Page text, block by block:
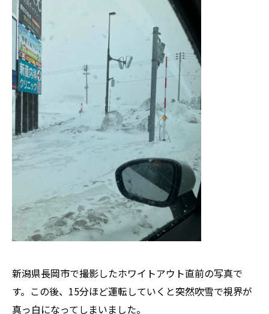
新潟県長岡市で撮影したホワイトアウト直前の写真で
す。この後、15分ほど運転していくと突然吹雪で視界が
真っ白になってしまいました。